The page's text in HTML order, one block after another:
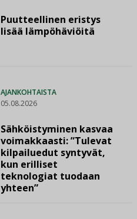
Puutteellinen eristys
lisää lämpöhäviöitä
AJANKOHTAISTA
05.08.2026
Sähköistyminen kasvaa
voimakkaasti: ”Tulevat
kilpailuedut syntyvät,
kun erilliset
teknologiat tuodaan
yhteen”